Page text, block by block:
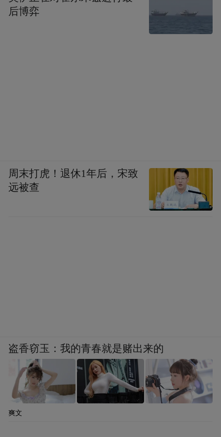
后博弈
周末打虎！退休1年后，宋致
远被查
盗香窃玉：我的青春就是赌出来的
爽文